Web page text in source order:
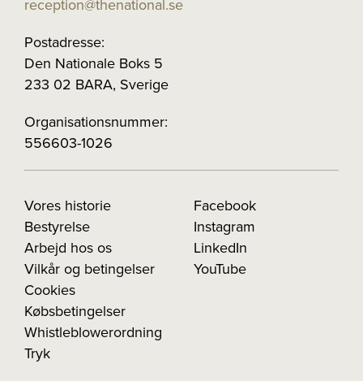
reception@thenational.se
Postadresse:
Den Nationale Boks 5
233 02 BARA, Sverige
Organisationsnummer:
556603-1026
Vores historie
Bestyrelse
Arbejd hos os
Vilkår og betingelser
Cookies
Købsbetingelser
Whistleblowerordning
Tryk
Facebook
Instagram
LinkedIn
YouTube